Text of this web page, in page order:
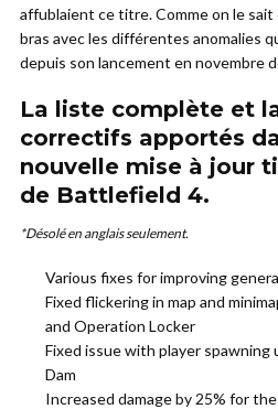
affublaient ce titre. Comme on le sait
bras avec les différentes anomalies
depuis son lancement en novembre
La liste complète et
correctifs apportés
nouvelle mise à jour
de Battlefield 4.
*Désolé en anglais seulement.
Various fixes for improving
Fixed flickering in map and
and Operation Locker
Fixed issue with player spawning
Dam
Increased damage by 25% for